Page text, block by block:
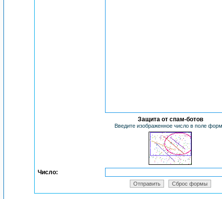
Защита от спам-ботов
Введите изображенное число в поле
Число: